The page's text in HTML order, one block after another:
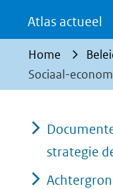
website
worden
toegestaan
Atlas actueel
Home
Sociaal-
strategie